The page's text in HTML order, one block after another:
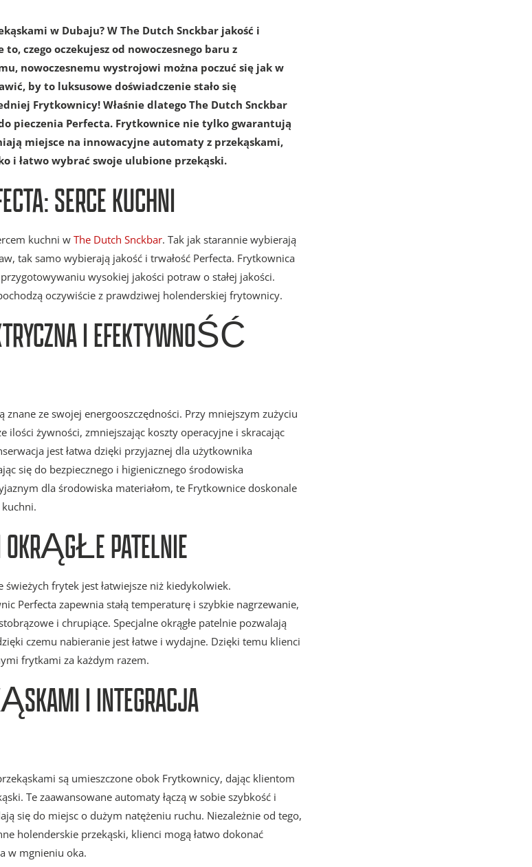
w Dubaju? W The Dutch Snckbar jakość i
to, czego oczekujesz od nowoczesnego baru z
nowoczesnemu wystrojowi można poczuć się jak w
by to luksusowe doświadczenie stało się
Frytkownicy! Właśnie dlatego The Dutch Snckbar
pieczenia Perfecta. Frytkownice nie tylko gwarantują
miejsce na innowacyjne automaty z przekąskami,
i łatwo wybrać swoje ulubione przekąski.
SERCE KUCHNI
kuchni w The Dutch Snckbar. Tak jak starannie wybierają
tak samo wybierają jakość i trwałość Perfecta. Frytkownica
wysokiej jakości potraw o stałej jakości.
oczywiście z prawdziwej holenderskiej frytownicy.
I EFEKTYWNOŚĆ
znane ze swojej energooszczędności. Przy mniejszym zużyciu
ilości żywności, zmniejszając koszty operacyjne i skracając
jest łatwa dzięki przyjaznej dla użytkownika
się do bezpiecznego i higienicznego środowiska
dla środowiska materiałom, te Frytkownice doskonale
PATELNIE
frytek jest łatwiejsze niż kiedykolwiek.
Perfecta zapewnia stałą temperaturę i szybkie nagrzewanie,
i chrupiące. Specjalne okrągłe patelnie pozwalają
czemu nabieranie jest łatwe i wydajne. Dzięki temu klienci
frytkami za każdym razem.
I INTEGRACJA
są umieszczone obok Frytkownicy, dając klientom
Te zaawansowane automaty łączą w sobie szybkość i
się do miejsc o dużym natężeniu ruchu. Niezależnie od tego,
holenderskie przekąski, klienci mogą łatwo dokonać
w mgnieniu oka.